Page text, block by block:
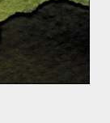
des
d’après
for
de près les